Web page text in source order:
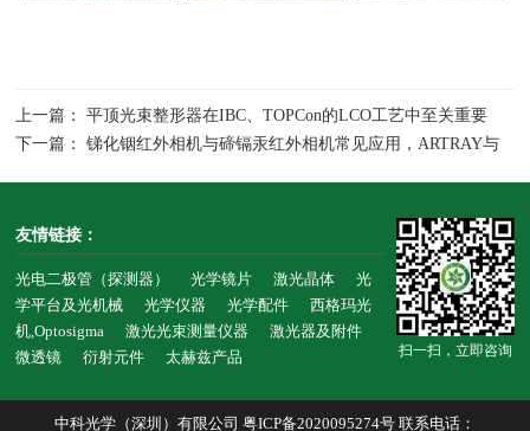
上一篇： 平顶光束整形器在IBC、TOPCon的LCO工艺中至关重要
下一篇： 锑化铟红外相机与碲镉汞红外相机常见应用，ARTRAY与
友情链接：
光电二极管（探测器） 光学镜片 激光晶体
光
学平台及光机械
光学仪器 光学配件
西格玛光
机,Optosigma
激光光束测量仪器
激光器及附件
微透镜
衍射元件 太赫兹产品 扫一扫，立即咨询
中科光学（深圳）有限公司 粤ICP备2020095274号联系电话：